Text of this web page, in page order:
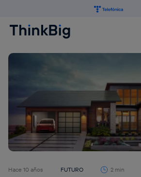
Hace 10 años FUTURO 2 min